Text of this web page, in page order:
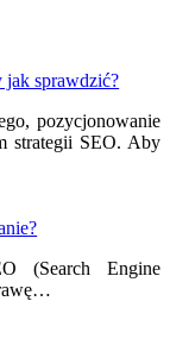
jak sprawdzić?
pozycjonowanie
strategii SEO. Aby
(Search Engine